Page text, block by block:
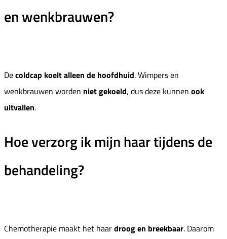
en wenkbrauwen?
Decoldcap koelt alleen de hoofdhuid. Wimpers en
wenkbrauwen worden niet gekoeld, dus deze kunnen ook
uitvallen.
Hoe verzorg ik mijn haar tijdens de
behandeling?
Chemotherapie maakt het haardroog en breekbaar. Daarom